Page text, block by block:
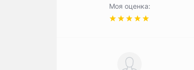
Моя оценка: